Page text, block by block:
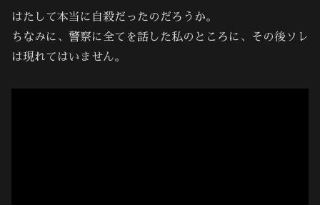
はたして本当に自殺だったのだろうか。
ちなみに、警察に全てを話した私のところに、その後ソレ
は現れてはいません。